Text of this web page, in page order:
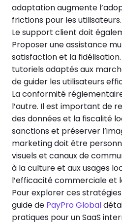
adaptation augmente
frictions pour les utilisateurs.
Le support client doit
Proposer une assistance
satisfaction et la
tutoriels adaptés aux
de guider les utilisateurs
La conformité
l’autre. Il est important de
des données et la fiscalité
sanctions et préserver
marketing doit être
visuels et canaux de
à la culture et aux usages
l’efficacité commerciale et
Pour explorer ces
guide de PayPro Global
pratiques pour un SaaS